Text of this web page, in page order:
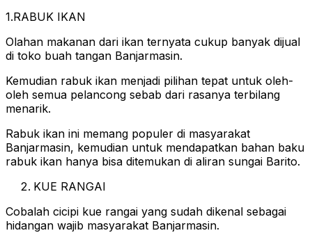
1.RABUK IKAN
Olahan makanan dari ikan ternyata cukup banyak dijual
di toko buah tangan Banjarmasin.
Kemudian rabuk ikan menjadi pilihan tepat untuk oleh-
oleh semua pelancong sebab dari rasanya terbilang
menarik.
Rabuk ikan ini memang populer di masyarakat
Banjarmasin, kemudian untuk mendapatkan bahan baku
rabuk ikan hanya bisa ditemukan di aliran sungai Barito.
KUE RANGAI
Cobalah cicipi kue rangai yang sudah dikenal sebagai
hidangan wajib masyarakat Banjarmasin.